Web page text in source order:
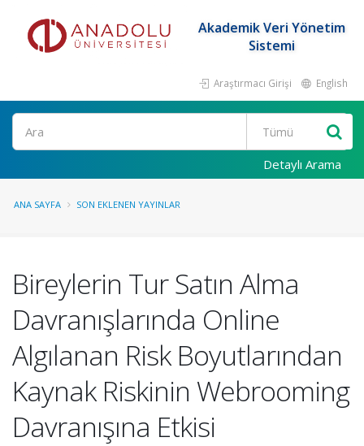
Akademik Veri Yönetim
Sistemi
Araştırmacı Girişi English
Ara
Detaylı Arama
ANA SAYFA SON EKLENEN YAYINLAR
Bireylerin Tur Satın Alma
Davranışlarında Online
Algılanan Risk Boyutlarından
Kaynak Riskinin Webrooming
Davranışına Etkisi